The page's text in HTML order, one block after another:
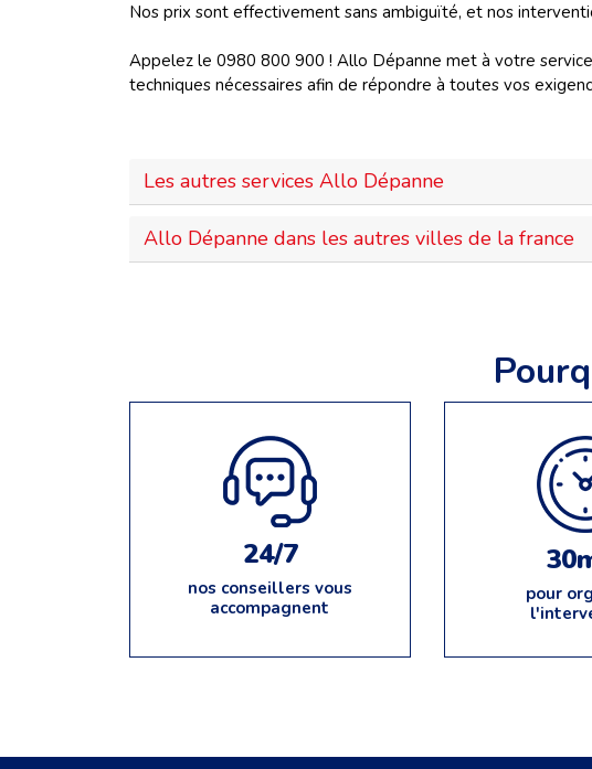
Nos prix sont effectivement sans ambiguïté, et nos
Appelez le 0980 800 900 ! Allo Dépanne met à votre
techniques nécessaires afin de répondre à toutes vos
Les autres services Allo Dépanne
Allo Dépanne dans les autres villes de la france
24/7
nos conseillers vous
accompagnent
pour